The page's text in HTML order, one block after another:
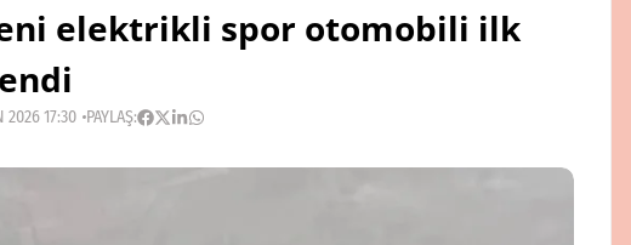
elektrikli spor otomobili ilk
2026 17:30 PAYLAŞ: